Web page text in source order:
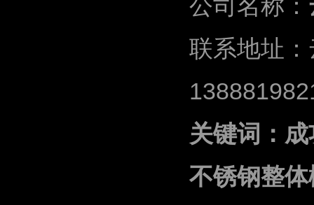
公司名称：
联系地址
关键词：
不锈钢整